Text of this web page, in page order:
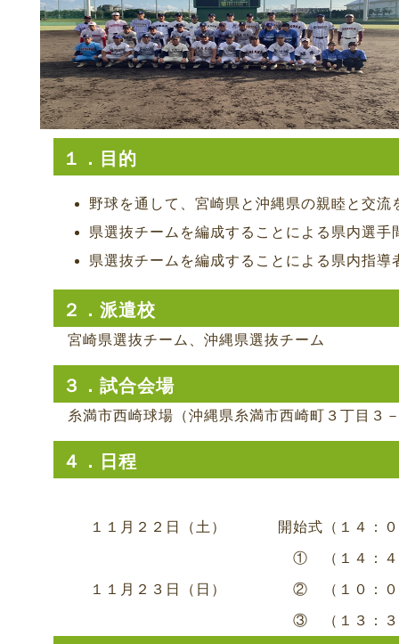
１．目的
野球を通して、宮崎県と沖縄県の親睦と交流
県選抜チームを編成することによる県内選
県選抜チームを編成することによる県内指
２．派遣校
宮崎県選抜チーム、沖縄県選抜チーム
３．試合会場
糸満市西崎球場（沖縄県糸満市西崎町３丁目３
４．日程
１１月２２日（土） 開始式（１４：
① （１４：４
１１月２３日（日） ② （１０：０
③ （１３：３